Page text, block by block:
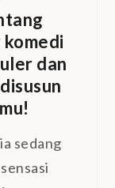
dan
sedang